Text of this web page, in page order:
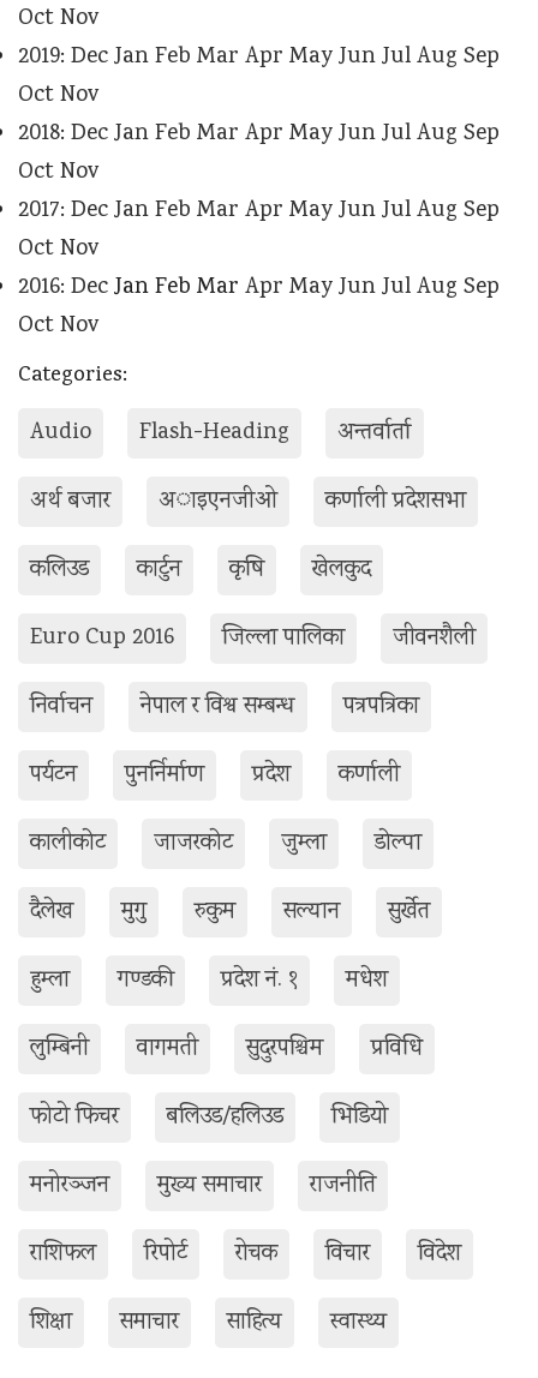
OctNov
2019: DecJanFeb Mar Apr MayJunJulAug Sep
OctNov
2018: DecJanFeb Mar Apr MayJunJulAug Sep
OctNov
2017: DecJanFeb Mar Apr MayJunJulAug Sep
OctNov
2016: DecJanFeb Mar Apr MayJunJulAug Sep
OctNov
Categories:
Audio Flash-Heading अन्तर्वार्ता
अर्थ बजार अाइएनजीओ कर्णाली प्रदेशसभा
कलिउड कार्टुन कृषि खेलकुद
Euro Cup 2016 जिल्ला पालिका जीवनश‌ैली
निर्वाचन नेपाल र विश्व सम्बन्ध पत्रपत्रिका
पर्यटन पुनर्निर्माण प्रदेश कर्णाली
कालीकाेट जाजरकाेट जुम्ला डाेल्पा
दैलेख मुगु रुकुम सल्यान सुर्खेत
हुम्ला गण्डकी प्रदेश नं. १ मधेश
लुम्बिनी वागमती सुदुरपश्चिम प्रविधि
फोटो फिचर बलिउड/हलिउड भिडियो
मनोरञ्जन मुख्य समाचार राजनीति
राशिफल रिपोर्ट रोचक विचार विदेश
शिक्षा समाचार साहित्य स्वास्थ्य